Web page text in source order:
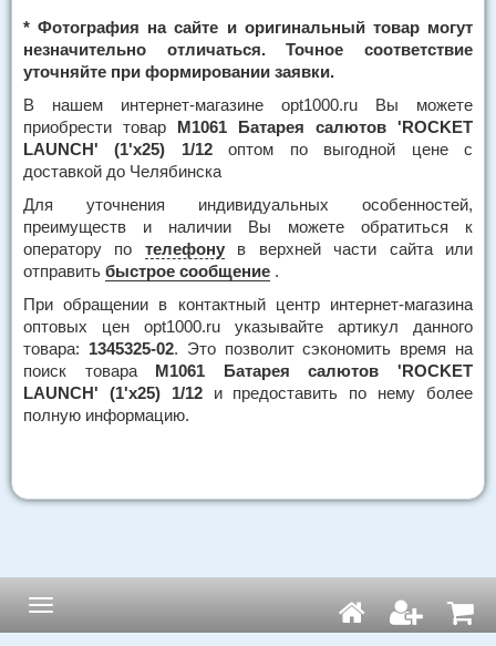
* Фотография на сайте и оригинальный товар могут
незначительно отличаться. Точное соответствие
уточняйте при формировании заявки.
В нашем интернет-магазине opt1000.ru Вы можете
приобрести товар М1061 Батарея салютов 'ROCKET
LAUNCH' (1'х25) 1/12оптом по выгодной цене с
доставкой до Челябинска
Для уточнения индивидуальных особенностей,
преимуществ и наличии Вы можете обратиться к
оператору по телефонув верхней части сайта или
отправить быстрое сообщение .
При обращении в контактный центр интернет-магазина
оптовых цен opt1000.ru указывайте артикул данного
товара: 1345325-02. Это позволит сэкономить время на
поиск товара М1061 Батарея салютов 'ROCKET
LAUNCH' (1'х25) 1/12и предоставить по нему более
полную информацию.
Навигация